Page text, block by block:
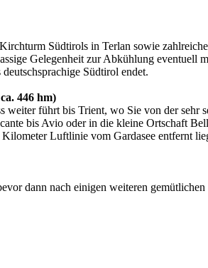
Südtirols in Terlan sowie
Gelegenheit zur Abkühlung eventuell
Südtirol endet.
446 hm)
führt bis Trient, wo Sie von der sehr
bis Avio oder in die kleine Ortschaft
Luftlinie vom Gardasee entfernt
dann nach einigen weiteren